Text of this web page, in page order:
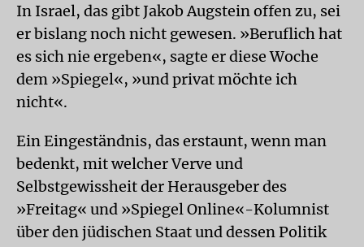
In Israel, das gibt Jakob Augstein offen zu, sei
er bislang noch nicht gewesen. »Beruflich hat
es sich nie ergeben«, sagte er diese Woche
dem »Spiegel«, »und privat möchte ich
nicht«.
Ein Eingeständnis, das erstaunt, wenn man
bedenkt, mit welcher Verve und
Selbstgewissheit der Herausgeber des
»Freitag« und »Spiegel Online«-Kolumnist
über den jüdischen Staat und dessen Politik